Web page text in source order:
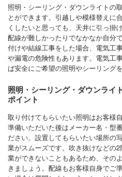
照明・シーリング・ダウンライトの
とができます。引越しや模様替えに
くしたいと思っても、天井に引っ掛
配線が難しかったりでなかなか自分
付けや結線工事をした場合、電気工
や漏電の危険性もあります。電気工
ば安全にご希望の照明やシーリング
照明・シーリング・ダウンライ
ポイント
取り付けてもらいたい照明はお客様
準備いただいた後はメーカー名・型
ださい。設置してもらいたい場所の
業がスムーズです。吹き抜けなどの
業ができないこともあるため、その
きましょう。配線もお客様自身でご